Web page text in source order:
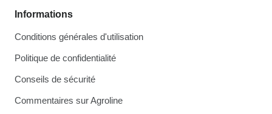
Informations
Conditions générales d'utilisation
Politique de confidentialité
Conseils de sécurité
Commentaires sur Agroline